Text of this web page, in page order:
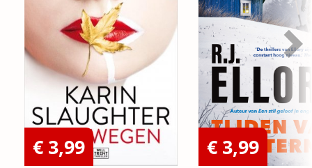
€ 3,99 € 3,99